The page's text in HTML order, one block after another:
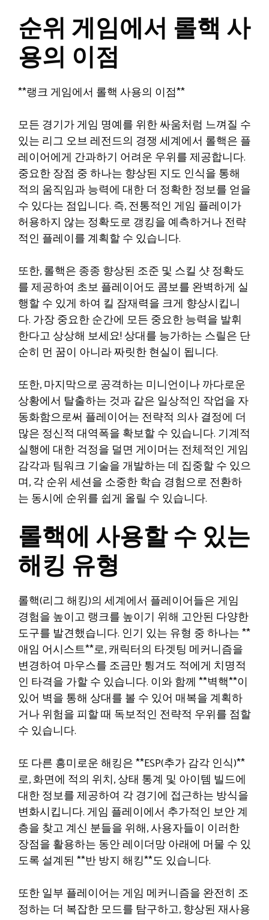
순위 게임에서 롤핵 사
용의 이점
**랭크 게임에서 롤핵 사용의 이점**
모든 경기가 게임 명예를 위한 싸움처럼 느껴질 수
있는 리그 오브 레전드의 경쟁 세계에서 롤핵은 플
레이어에게 간과하기 어려운 우위를 제공합니다.
중요한 장점 중 하나는 향상된 지도 인식을 통해
적의 움직임과 능력에 대한 더 정확한 정보를 얻을
수 있다는 점입니다. 즉, 전통적인 게임 플레이가
허용하지 않는 정확도로 갱킹을 예측하거나 전략
적인 플레이를 계획할 수 있습니다.
또한, 롤핵은 종종 향상된 조준 및 스킬 샷 정확도
를 제공하여 초보 플레이어도 콤보를 완벽하게 실
행할 수 있게 하여 킬 잠재력을 크게 향상시킵니
다. 가장 중요한 순간에 모든 중요한 능력을 발휘
한다고 상상해 보세요! 상대를 능가하는 스릴은 단
순히 먼 꿈이 아니라 짜릿한 현실이 됩니다.
또한, 마지막으로 공격하는 미니언이나 까다로운
상황에서 탈출하는 것과 같은 일상적인 작업을 자
동화함으로써 플레이어는 전략적 의사 결정에 더
많은 정신적 대역폭을 확보할 수 있습니다. 기계적
실행에 대한 걱정을 덜면 게이머는 전체적인 게임
감각과 팀워크 기술을 개발하는 데 집중할 수 있으
며, 각 순위 세션을 소중한 학습 경험으로 전환하
는 동시에 순위를 쉽게 올릴 수 있습니다.
롤핵에 사용할 수 있는
해킹 유형
롤핵(리그 해킹)의 세계에서 플레이어들은 게임
경험을 높이고 랭크를 높이기 위해 고안된 다양한
도구를 발견했습니다. 인기 있는 유형 중 하나는 **
애임 어시스트**로, 캐릭터의 타겟팅 메커니즘을
변경하여 마우스를 조금만 튕겨도 적에게 치명적
인 타격을 가할 수 있습니다. 이와 함께 **벽핵**이
있어 벽을 통해 상대를 볼 수 있어 매복을 계획하
거나 위험을 피할 때 독보적인 전략적 우위를 점할
수 있습니다.
또 다른 흥미로운 해킹은 **ESP(추가 감각 인식)**
로, 화면에 적의 위치, 상태 통계 및 아이템 빌드에
대한 정보를 제공하여 각 경기에 접근하는 방식을
변화시킵니다. 게임 플레이에서 추가적인 보안 계
층을 찾고 계신 분들을 위해, 사용자들이 이러한
장점을 활용하는 동안 레이더망 아래에 머물 수 있
도록 설계된 **반 방지 해킹**도 있습니다.
또한 일부 플레이어는 게임 메커니즘을 완전히 조
정하는 더 복잡한 모드를 탐구하고, 향상된 재사용